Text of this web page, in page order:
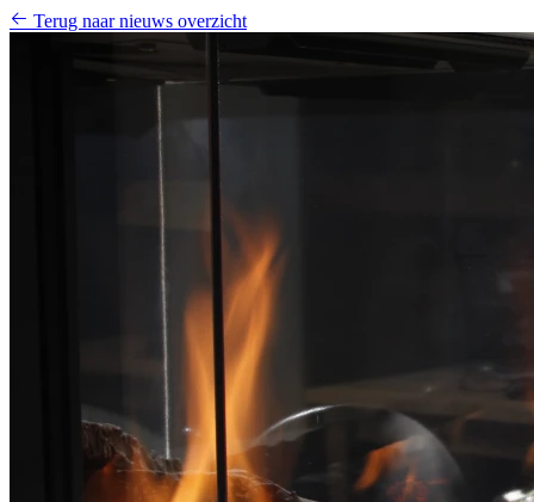
Terug naar nieuws overzicht